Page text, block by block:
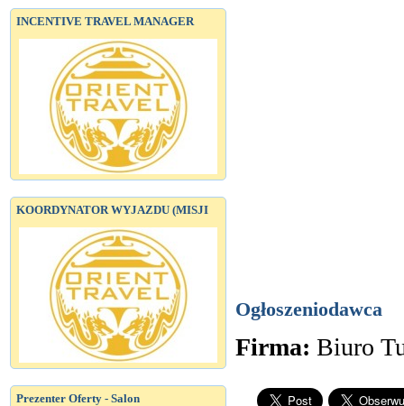
INCENTIVE TRAVEL MANAGER
KOORDYNATOR WYJAZDU (MISJI
Prezenter Oferty - Salon
Ogłoszeniodawca
Firma: Biuro